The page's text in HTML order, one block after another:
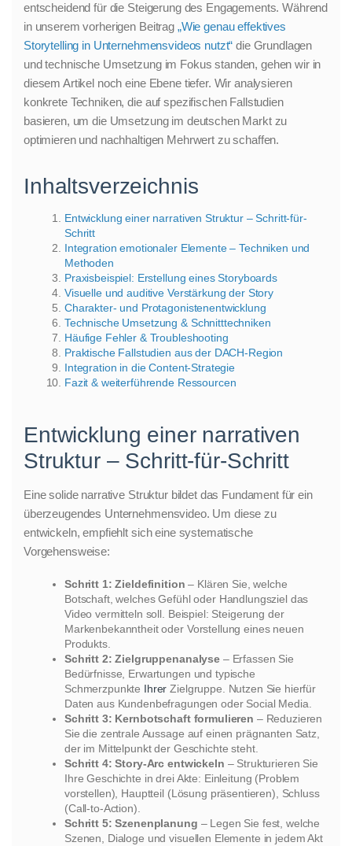
entscheidend für die Steigerung des Engagements. Während
in unserem vorherigen Beitrag „Wie genau effektives
Storytelling in Unternehmensvideos nutzt“ die Grundlagen
und technische Umsetzung im Fokus standen, gehen wir in
diesem Artikel noch eine Ebene tiefer. Wir analysieren
konkrete Techniken, die auf spezifischen Fallstudien
basieren, um die Umsetzung im deutschen Markt zu
optimieren und nachhaltigen Mehrwert zu schaffen.
Inhaltsverzeichnis
Entwicklung einer narrativen Struktur – Schritt-für-
Schritt
Integration emotionaler Elemente – Techniken und
Methoden
Praxisbeispiel: Erstellung eines Storyboards
Visuelle und auditive Verstärkung der Story
Charakter- und Protagonistenentwicklung
Technische Umsetzung & Schnitttechniken
Häufige Fehler & Troubleshooting
Praktische Fallstudien aus der DACH-Region
Integration in die Content-Strategie
Fazit & weiterführende Ressourcen
Entwicklung einer narrativen
Struktur – Schritt-für-Schritt
Eine solide narrative Struktur bildet das Fundament für ein
überzeugendes Unternehmensvideo. Um diese zu
entwickeln, empfiehlt sich eine systematische
Vorgehensweise:
Schritt 1: Zieldefinition – Klären Sie, welche
Botschaft, welches Gefühl oder Handlungsziel das
Video vermitteln soll. Beispiel: Steigerung der
Markenbekanntheit oder Vorstellung eines neuen
Produkts.
Schritt 2: Zielgruppenanalyse– Erfassen Sie
Bedürfnisse, Erwartungen und typische
Schmerzpunkte Ihrer Zielgruppe. Nutzen Sie hierfür
Daten aus Kundenbefragungen oder Social Media.
Schritt 3: Kernbotschaft formulieren – Reduzieren
Sie die zentrale Aussage auf einen prägnanten Satz,
der im Mittelpunkt der Geschichte steht.
Schritt 4: Story-Arc entwickeln – Strukturieren Sie
Ihre Geschichte in drei Akte: Einleitung (Problem
vorstellen), Hauptteil (Lösung präsentieren), Schluss
(Call-to-Action).
Schritt 5: Szenenplanung – Legen Sie fest, welche
Szenen, Dialoge und visuellen Elemente in jedem Akt